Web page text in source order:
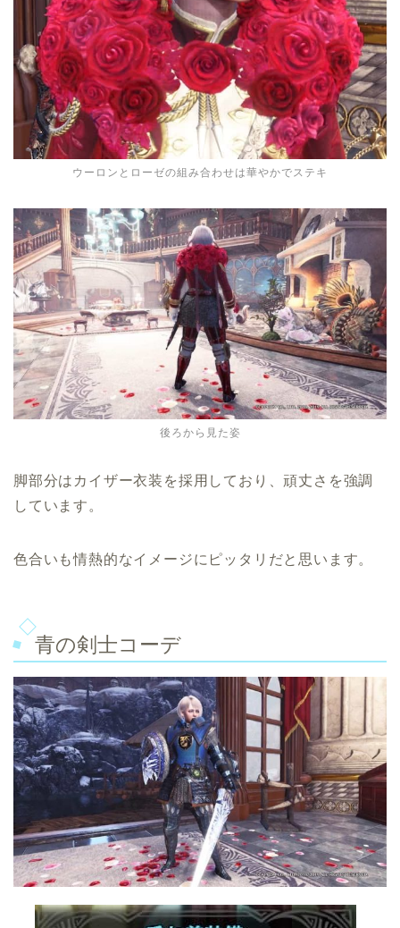
ウーロンとローゼの組み合わせは華やかでステキ
後ろから見た姿
脚部分はカイザー衣装を採用しており、頑丈さを強調
しています。
色合いも情熱的なイメージにピッタリだと思います。
青の剣士コーデ